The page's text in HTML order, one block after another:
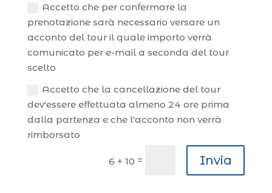
Accetto che per confermare la
prenotazione sarà necessario versare un
acconto del tour il quale importo verrà
comunicato per e-mail a seconda del tour
scelto
Accetto che la cancellazione del tour
dev'essere effettuata almeno 24 ore prima
dalla partenza e che l'acconto non verrà
rimborsato
6 + 10 = Invia